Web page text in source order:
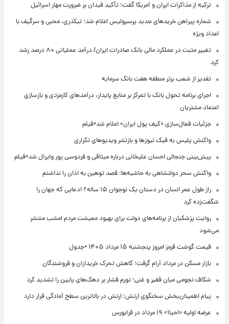
ترکیه از مذاکرات ایران و آمریکا گفت؛ تأکید فیدان بر ضرورت مهار اسرائیل
شماره پیراهن خریدهای جدید پرسپولیس اعلام شد؛ تیکدری، محبی و سرگیف با
اعداد ویژه
تغییر مثبت در عملکرد مالی بانک صادرات ایران/ درآمد عملیاتی ۸۰ درصد رشد
کرد
تقدیر از شعب برتر منطقه هفت بانک سرمایه
اجرای برنامه تحول بانک با تمرکز بر منابع پایدار، درآمدهای کارمزدی و بازسازی
اعتماد مشتریان
جزئیات فعال‌سازی «کیف پول ایران» اعلام شد+فیلم
واکنش پلیس به فیک نیوزها و بازنشر ویدیوهای تکراری
پیش‌بینی جنجالی احسان علیخانی درباره میثاقی و فردوسی پور وایرال شد+فیلم
واکنش سحر دولتشاهی به حاشیه‌ها: قصد توهین به اذان را نداشتم
راز طول عمر انسان در دستان یک نوجوان ۱۵ ساله؟ ادعایی که جهان را
شگفت‌زده کرد
روایت پزشکیان از برنامه‌های دولت برای بهبود معیشت مردم امشب منتشر
می‌شود
قیمت گوشت قرمز امروز پنجشنبه ۱۵ مرداد ۱۴۰۵ +جدول
بازار مسکن در مرداد آرام گرفت؛ کاهش تحرک خریداران و فروشندگان
شکاف نجومی میان فقیر و غنی؛ تورم فشار بر دهک‌های پایین را تشدید کرد
پیام اطمینان‌بخش سخنگوی ارتش: ارتش در بالاترین سطح آمادگی قرار دارد
عرضه اولیه «احیا۱» ۱۹ مرداد در فرابورس